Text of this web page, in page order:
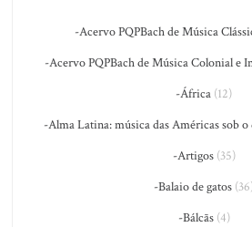
-Acervo PQPBach de Música
-Acervo PQPBach de Música Colonial e
-África (12)
-Alma Latina: música das Américas sob
-Artigos(35)
-Balaio de gatos
-Bálcãs(4)